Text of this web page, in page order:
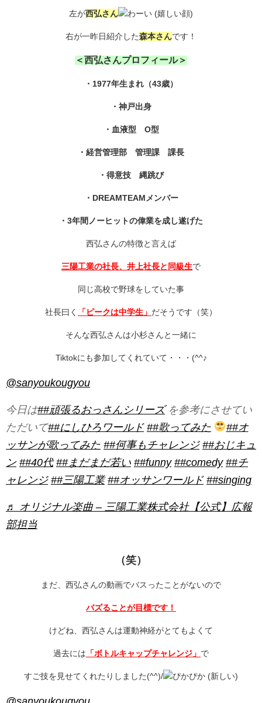
左が西弘さん
右が一昨日紹介した森本さんです！
＜西弘さんプロフィール＞
・1977年生まれ（43歳）
・神戸出身
・血液型 O型
・経営管理部 管理課 課長
・得意技 縄跳び
・DREAMTEAMメンバー
・3年間ノーヒットの偉業を成し遂げた
西弘さんの特徴と言えば
三陽工業の社長、井上社長と同級生で
同じ高校で野球をしていた事
社長曰く 「ピークは中学生」 だそうです（笑）
そんな西弘さんは小杉さんと一緒に
Tiktokにも参加してくれていて・・・(^^♪
@sanyoukougyou
今日は##頑張るおっさんシリーズを参考にさせてい
ただいて##にしひろワールド ##歌ってみた
##オ
ッサンが歌ってみた ##何事もチャレンジ ##おじキュ
ン ##40代 ##まだまだ若い ##funny ##comedy ##チ
ャレンジ ##三陽工業 ##オッサンワールド ##singing
♬ オリジナル楽曲 – 三陽工業株式会社【公式】広報
部担当
（笑）
まだ、西弘さんの動画でバスったことがないので
バズることが目標です！
けどね、西弘さんは運動神経がとてもよくて
過去には 「ボトルキャップチャレンジ」 で
すご技を見せてくれたりしました(^^)/